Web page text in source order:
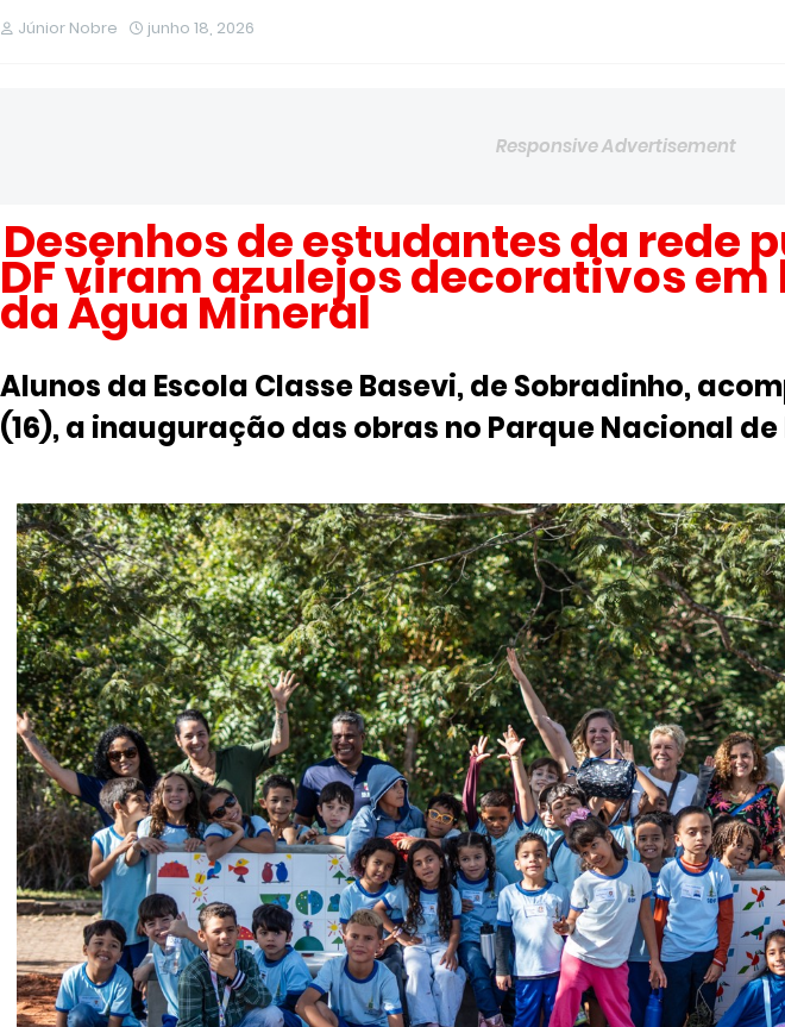
Júnior Nobre junho 18, 2026
Responsive Advertisement
Desenhos de estudantes da rede
DF viram azulejos decorativos
da Água Mineral
Alunos da Escola Classe Basevi, de Sobradinho,
(16), a inauguração das obras no Parque Nacional